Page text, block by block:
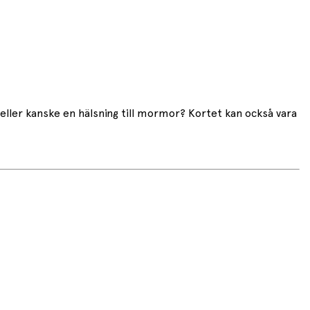
kanske en hälsning till mormor? Kortet kan också vara